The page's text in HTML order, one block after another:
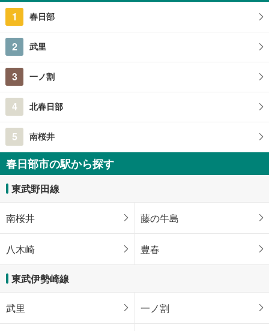
1 春日部
2 武里
3 一ノ割
4 北春日部
5 南桜井
春日部市の駅から探す
東武野田線
南桜井 藤の牛島
八木崎 豊春
東武伊勢崎線
武里 一ノ割